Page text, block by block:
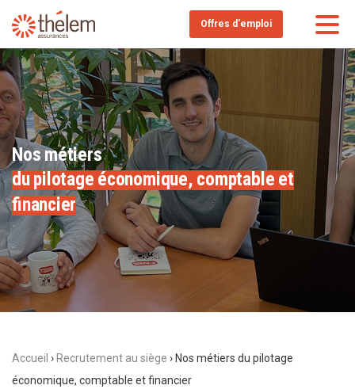
Offres d'emploi
Nos métiers
du pilotage économique, comptable et
financier
Accueil › Recrutement au siège › Nos métiers du pilotage
économique, comptable et financier